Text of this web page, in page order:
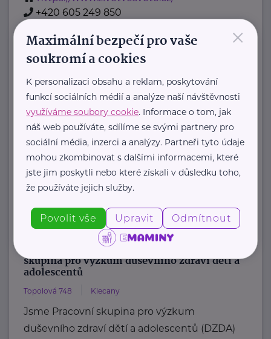
+420 605 249 850
Nadační fond Spolu s odvahou
Žižkova 403 Mladá Boleslav
Nadační fond Spolu s odvahou
je nezisková organizace, jejímž
posláním je podporovat duševní
zdraví dětí ...
https://spolusodvahou.org/cz/
info@spolusodvahou.cz
Národní ústav duševního zdraví, Pracovní
skupina pro výzkum duševního zdraví dětí a
adolescentů
Topolová 748 Klecany
Jsme Pracovní skupina pro výzkum
duševního zdraví dětí a adolescentů (DZDA)
×
Maximální bezpečí pro vaše
soukromí a cookies
K personalizaci obsahu a reklam, poskytování
funkcí sociálních médií a analýze naší návštěvnosti
využíváme soubory cookie. Informace o tom, jak
náš web používáte, sdílíme se svými partnery pro
sociální média, inzerci a analýzy. Partneři tyto údaje
mohou zkombinovat s dalšími informacemi, které
jste jim poskytli nebo které získali v důsledku toho,
že používáte jejich služby.
Povolit vše Upravit Odmítnout